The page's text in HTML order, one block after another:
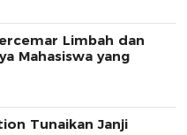
Limbah dan
Mahasiswa yang
Tunaikan Janji